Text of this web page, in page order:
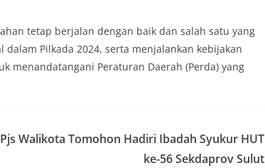
tetap berjalan dengan baik dan salah satu yang
Pilkada 2024, serta menjalankan kebijakan
menandatangani Peraturan Daerah (Perda) yang
Pjs Walikota Tomohon Hadiri Ibadah Syukur HUT
ke-56 Sekdaprov Sulut